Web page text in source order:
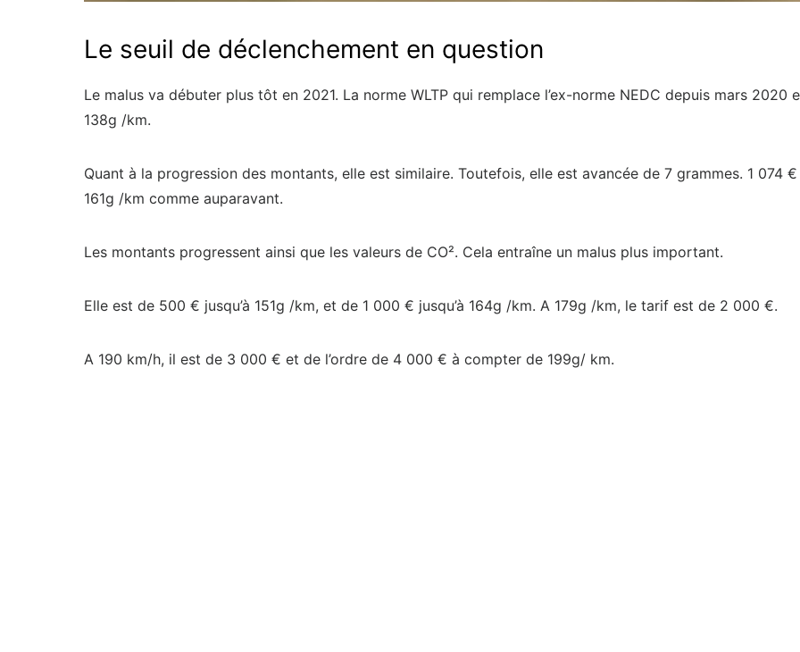
Le seuil de déclenchement en question
Le malus va débuter plus tôt en 2021. La norme WLTP qui remplace l’ex-norme NEDC depuis mars 2020
138g /km.
Quant à la progression des montants, elle est similaire. Toutefois, elle est avancée de 7 grammes. 1 074
161g /km comme auparavant.
Les montants progressent ainsi que les valeurs de CO². Cela entraîne un malus plus important.
Elle est de 500 € jusqu’à 151g /km, et de 1 000 € jusqu’à 164g /km. A 179g /km, le tarif est de 2 000 €.
A 190 km/h, il est de 3 000 € et de l’ordre de 4 000 € à compter de 199g/ km.